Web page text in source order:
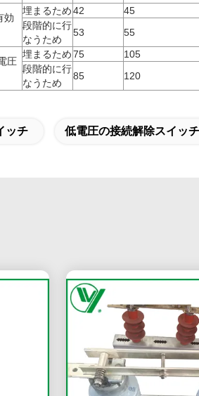
効
埋まるため42
45
段階的に行
なうため
53 55
圧
埋まるため75
105
段階的に行
なうため
85 120
ッチ 低電圧の接続解除スイッチ